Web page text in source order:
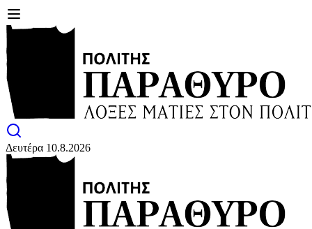
Δευτέρα 10.8.2026